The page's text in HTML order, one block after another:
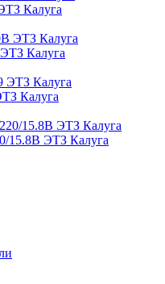
Калуга
Калуга
Калуга
15.8В ЭТЗ Калуга